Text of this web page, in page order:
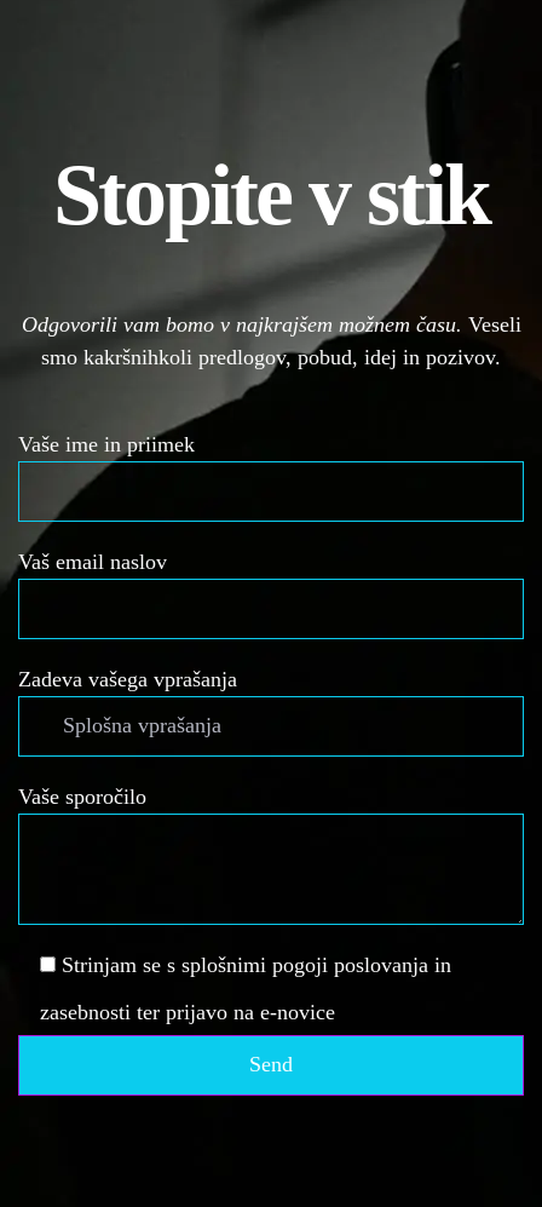
Stopite v stik
Odgovorili vam bomo v najkrajšem možnem času. Veseli
smo kakršnihkoli predlogov, pobud, idej in pozivov.
Vaše ime in priimek
Vaš email naslov
Zadeva vašega vprašanja
Vaše sporočilo
Strinjam se s splošnimi pogoji poslovanja in
zasebnosti ter prijavo na e-novice